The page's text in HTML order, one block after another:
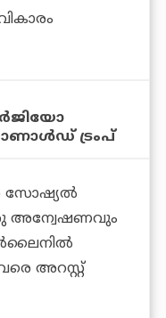
ട്രംപ്
സോഷ്യല്‍
അന്വേഷണവും
അറസ്റ്റ്